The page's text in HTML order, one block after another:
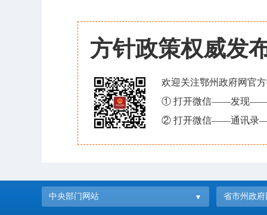
方针政策权威发
欢迎关注鄂州政府网官
① 打开微信——发现——
② 打开微信——通讯录
中央部门网站 省市州政府